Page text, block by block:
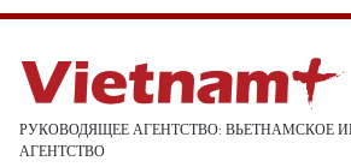
РУКОВОДЯЩЕЕ АГЕНТСТВО: ВЬЕТНАМСКОЕ
АГЕНТСТВО